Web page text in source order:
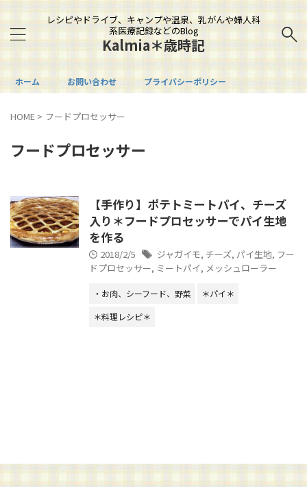
レシピやドライブ、キャンプや温泉、乳がんや婦人科
系医療記録などのBlog
Kalmia＊歳時記
ホーム お問い合わせ プライバシーポリシー
HOME > フードプロセッサー
フードプロセッサー
【手作り】ポテトミートパイ、チーズ
入り＊フードプロセッサーでパイ生地
を作る
2018/2/5 ジャガイモ, チーズ, パイ生地, フー
ドプロセッサー, ミートパイ, メッシュローラー
・お肉、シーフード、野菜
＊パイ＊
＊料理レシピ＊